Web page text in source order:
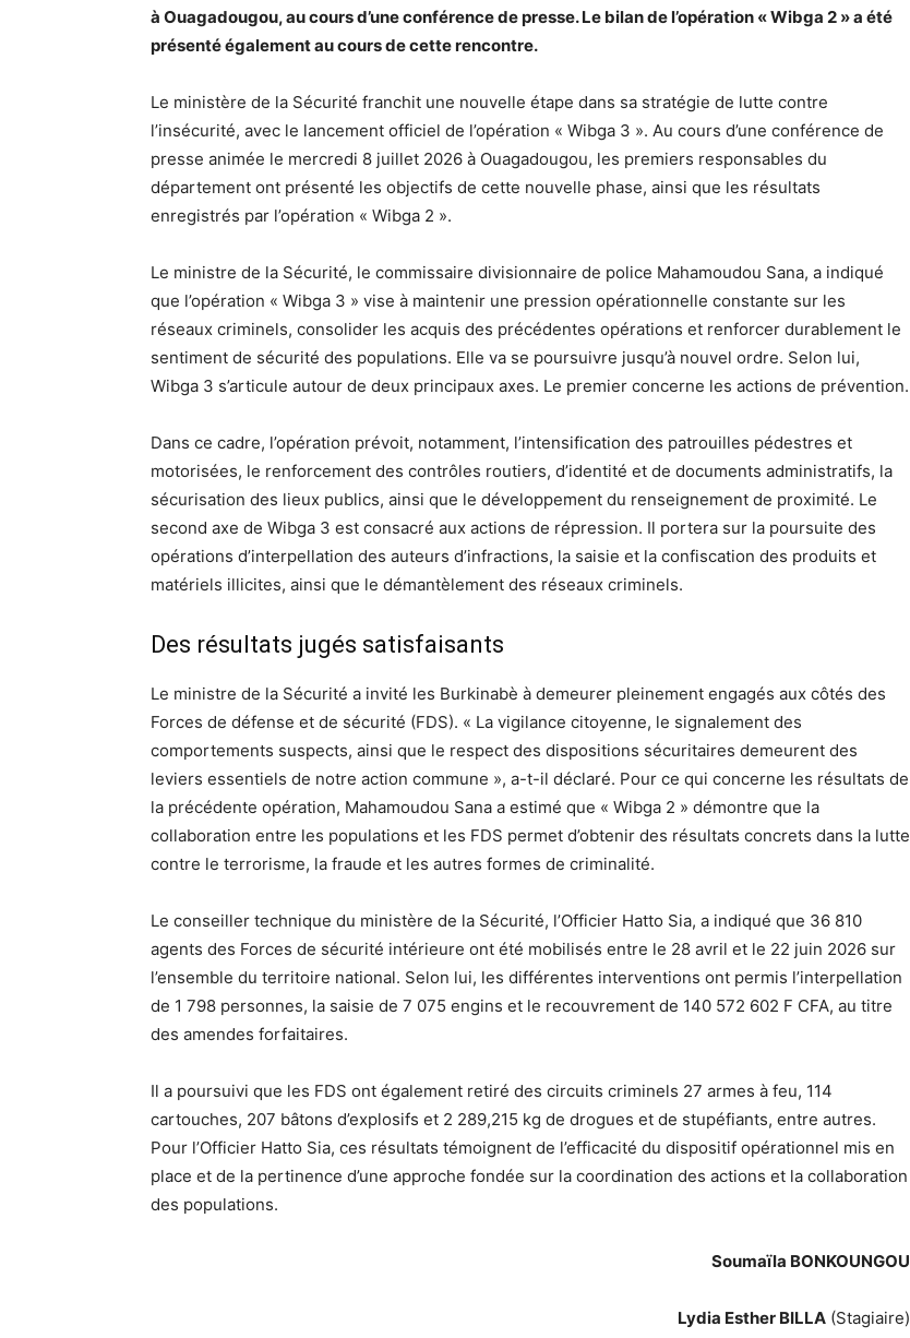
à Ouagadougou, au cours d’une conférence de presse. Le bilan de l’opération « Wibga 2 » a été
présenté également au cours de cette rencontre.
Le ministère de la Sécurité franchit une nouvelle étape dans sa stratégie de lutte contre
l’insécurité, avec le lancement officiel de l’opération « Wibga 3 ». Au cours d’une conférence de
presse animée le mercredi 8 juillet 2026 à Ouagadougou, les premiers responsables du
département ont présenté les objectifs de cette nouvelle phase, ainsi que les résultats
enregistrés par l’opération « Wibga 2 ».
Le ministre de la Sécurité, le commissaire divisionnaire de police Mahamoudou Sana, a indiqué
que l’opération « Wibga 3 » vise à maintenir une pression opérationnelle constante sur les
réseaux criminels, consolider les acquis des précédentes opérations et renforcer durablement le
sentiment de sécurité des populations. Elle va se poursuivre jusqu’à nouvel ordre. Selon lui,
Wibga 3 s’articule autour de deux principaux axes. Le premier concerne les actions de prévention.
Dans ce cadre, l’opération prévoit, notamment, l’intensification des patrouilles pédestres et
motorisées, le renforcement des contrôles routiers, d’identité et de documents administratifs, la
sécurisation des lieux publics, ainsi que le développement du renseignement de proximité. Le
second axe de Wibga 3 est consacré aux actions de répression. Il portera sur la poursuite des
opérations d’interpellation des auteurs d’infractions, la saisie et la confiscation des produits et
matériels illicites, ainsi que le démantèlement des réseaux criminels.
Des résultats jugés satisfaisants
Le ministre de la Sécurité a invité les Burkinabè à demeurer pleinement engagés aux côtés des
Forces de défense et de sécurité (FDS). « La vigilance citoyenne, le signalement des
comportements suspects, ainsi que le respect des dispositions sécuritaires demeurent des
leviers essentiels de notre action commune », a-t-il déclaré. Pour ce qui concerne les résultats de
la précédente opération, Mahamoudou Sana a estimé que « Wibga 2 » démontre que la
collaboration entre les populations et les FDS permet d’obtenir des résultats concrets dans la lutte
contre le terrorisme, la fraude et les autres formes de criminalité.
Le conseiller technique du ministère de la Sécurité, l’Officier Hatto Sia, a indiqué que 36 810
agents des Forces de sécurité intérieure ont été mobilisés entre le 28 avril et le 22 juin 2026 sur
l’ensemble du territoire national. Selon lui, les différentes interventions ont permis l’interpellation
de 1 798 personnes, la saisie de 7 075 engins et le recouvrement de 140 572 602 F CFA, au titre
des amendes forfaitaires.
Il a poursuivi que les FDS ont également retiré des circuits criminels 27 armes à feu, 114
cartouches, 207 bâtons d’explosifs et 2 289,215 kg de drogues et de stupéfiants, entre autres.
Pour l’Officier Hatto Sia, ces résultats témoignent de l’efficacité du dispositif opérationnel mis en
place et de la pertinence d’une approche fondée sur la coordination des actions et la collaboration
des populations.
Soumaïla BONKOUNGOU
Lydia Esther BILLA (Stagiaire)